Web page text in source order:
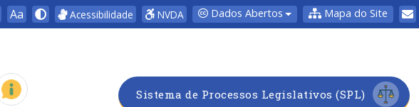
Aa Acessibilidade NVDA Dados Abertos Mapa do Site
Sistema de Processos Legislativos (SPL)